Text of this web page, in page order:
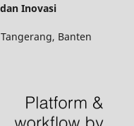
Inovasi
Banten